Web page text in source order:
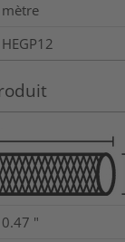
mètre
HEGP12
0.47 "